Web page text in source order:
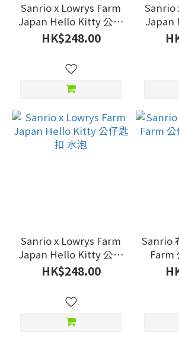
Sanrio x Lowrys Farm
Japan Hello Kitty 公仔
匙扣 藍色比堅尼
HK$248.00
Sanrio
Japan
Sanrio x Lowrys Farm
Japan Hello Kitty 公仔
匙扣 水泡
HK$248.00
Sanrio
Farm